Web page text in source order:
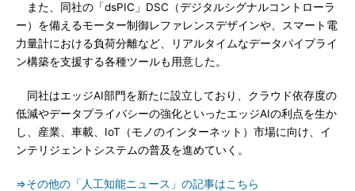
また、同社の「dsPIC」DSC（デジタルシグナルコントローラ
ー）を備えるモーター制御レファレンスデザインや、スマート電
力量計における負荷分離など、リアルタイムなデータパイプライ
ン構築を支援する各種ツールも用意した。
同社はエッジAI部門を新たに設立しており、クラウド依存度の
低減やデータプライバシーの強化といったエッジAIの利点を生か
し、産業、車載、IoT（モノのインターネット）市場に向け、イ
ンテリジェントシステムの普及を進めていく。
⇒その他の「人工知能ニュース」の記事はこちら